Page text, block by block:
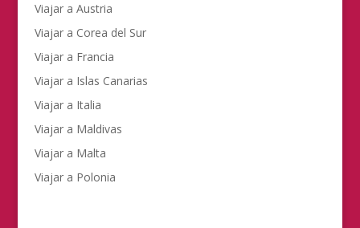
Viajar a Austria
Viajar a Corea del Sur
Viajar a Francia
Viajar a Islas Canarias
Viajar a Italia
Viajar a Maldivas
Viajar a Malta
Viajar a Polonia